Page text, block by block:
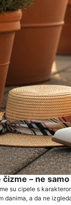
čizme – ne
su cipele s
danima, a da ne